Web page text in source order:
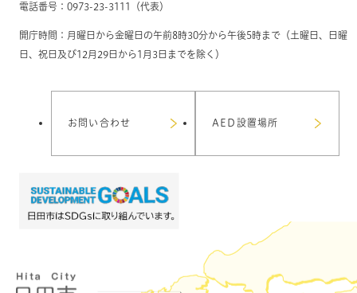
電話番号：0973-23-3111（代表）
開庁時間：月曜日から金曜日の午前8時30分から午後5時まで（土曜日、日曜
日、祝日及び12月29日から1月3日までを除く）
お問い合わせ AED設置場所